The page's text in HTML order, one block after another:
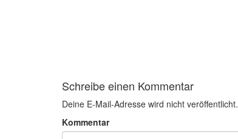
Schreibe einen Kommentar
Deine E-Mail-Adresse wird nicht veröffentlicht.
Kommentar